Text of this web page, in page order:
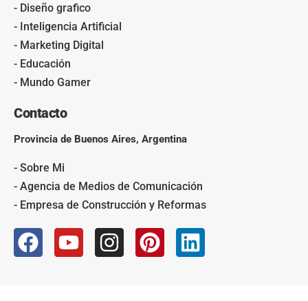
- Diseño grafico
- Inteligencia Artificial
- Marketing Digital
- Educación
- Mundo Gamer
Contacto
Provincia de Buenos Aires, Argentina
- Sobre Mi
- Agencia de Medios de Comunicación
- Empresa de Construcción y Reformas